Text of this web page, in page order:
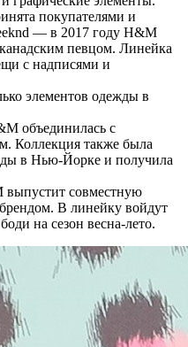
покупателями и
— в 2017 году H&M
певцом. Линейка
с надписями и
элементов одежды в
объединилась с
Коллекция также была
в Нью-Йорке и получила
совместную
В линейку войдут
на сезон весна-лето.